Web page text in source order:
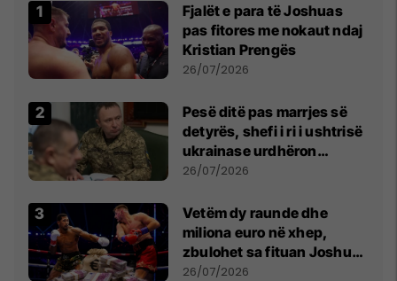
Fjalët e para të Joshuas
pas fitores me nokaut ndaj
Kristian Prengës
26/07/2026
Pesë ditë pas marrjes së
detyrës, shefi i ri i ushtrisë
ukrainase urdhëron
kontroll të madh
26/07/2026
Vetëm dy raunde dhe
miliona euro në xhep,
zbulohet sa fituan Joshua
e Prenga
26/07/2026